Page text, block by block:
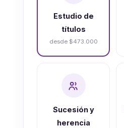
Estudio de
títulos
desde $473.000
Sucesión y
herencia